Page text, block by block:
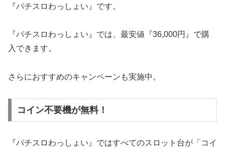
『パチスロわっしょい』です。
『パチスロわっしょい』では、最安値『36,000円』で購
入できます。
さらにおすすめのキャンペーンも実施中。
コイン不要機が無料！
『パチスロわっしょい』ではすべてのスロット台が「コイ